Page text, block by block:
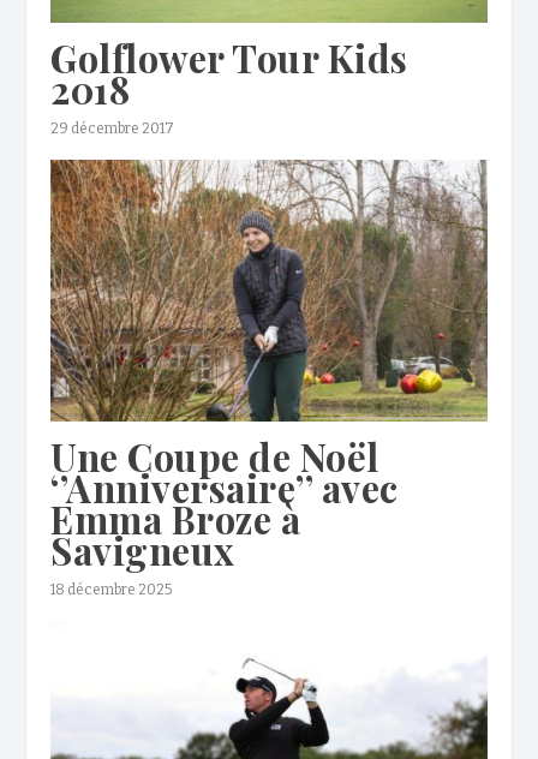
Golflower Tour Kids
2018
29 décembre 2017
Une Coupe de Noël
‘’Anniversaire’’ avec
Emma Broze à
Savigneux
18 décembre 2025